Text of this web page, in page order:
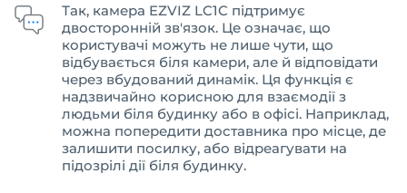
Так, камера EZVIZ LC1C підтримує
двосторонній зв'язок. Це означає, що
користувачі можуть не лише чути, що
відбувається біля камери, але й відповідати
через вбудований динамік. Ця функція є
надзвичайно корисною для взаємодії з
людьми біля будинку або в офісі. Наприклад,
можна попередити доставника про місце, де
залишити посилку, або відреагувати на
підозрілі дії біля будинку.